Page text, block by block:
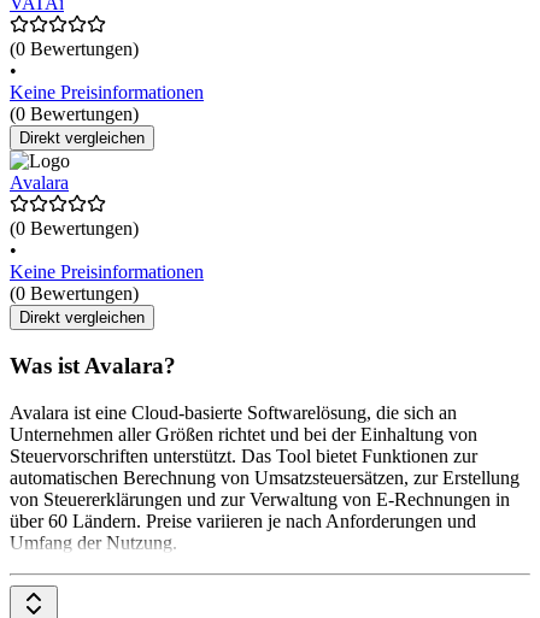
(0 Bewertungen)
•
Keine Preisinformationen
(0 Bewertungen)
Direkt vergleichen
Avalara
(0 Bewertungen)
•
Keine Preisinformationen
(0 Bewertungen)
Direkt vergleichen
Was ist Avalara?
Avalara ist eine Cloud-basierte Softwarelösung, die sich an
Unternehmen aller Größen richtet und bei der Einhaltung von
Steuervorschriften unterstützt. Das Tool bietet Funktionen zur
automatischen Berechnung von Umsatzsteuersätzen, zur Erstellung
von Steuererklärungen und zur Verwaltung von E-Rechnungen in
über 60 Ländern. Preise variieren je nach Anforderungen und
Umfang der Nutzung.